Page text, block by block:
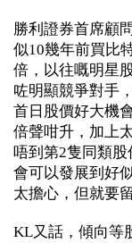
勝利證券首席顧
似10幾年前買比
倍，以往嘅明星
咗明顯競爭對手
首日股價好大機
倍聲咁升，加上
唔到第2隻同類股
會可以發展到好
太擔心，但就要
KL又話，傾向等